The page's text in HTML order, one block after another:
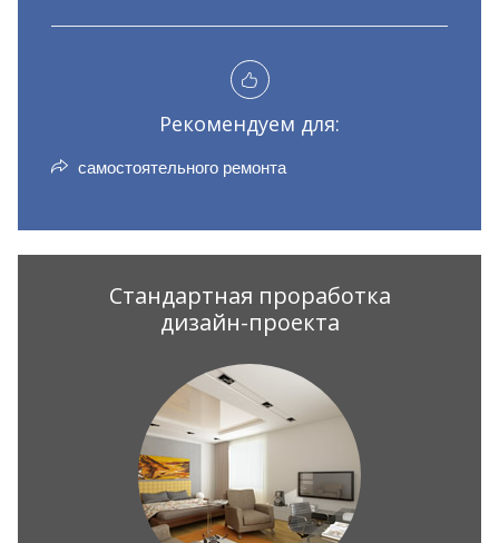
Рекомендуем для:
самостоятельного ремонта
Стандартная проработка
дизайн-проекта